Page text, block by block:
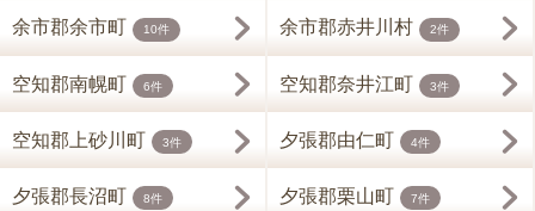
余市郡余市町 10件 余市郡赤井川村 2件
空知郡南幌町 6件 空知郡奈井江町 3件
空知郡上砂川町 3件 夕張郡由仁町 4件
夕張郡長沼町 8件 夕張郡栗山町 7件